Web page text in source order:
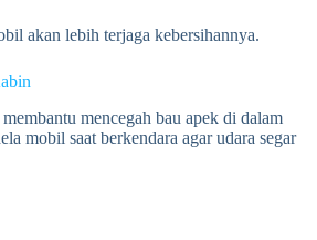
akan lebih terjaga kebersihannya.
mencegah bau apek di dalam
mobil saat berkendara agar udara segar